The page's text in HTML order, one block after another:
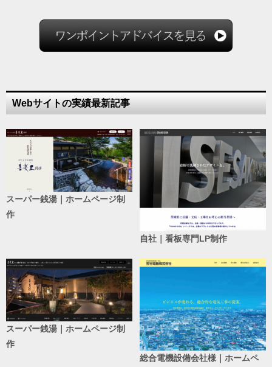
Webサイトの実績最新記事
スーパー銭湯｜ホームページ制
作
自社｜看板専門LP制作
スーパー銭湯｜ホームページ制
作
総合電機設備会社様｜ホームペ